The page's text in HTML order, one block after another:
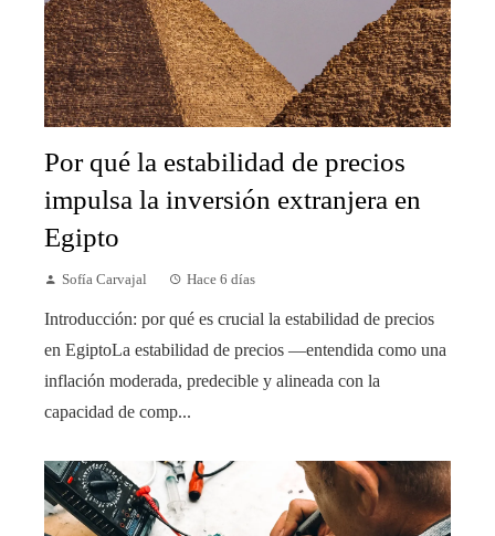
Por qué la estabilidad de precios
impulsa la inversión extranjera en
Egipto
Sofía Carvajal Hace 6 días
Introducción: por qué es crucial la estabilidad de precios
en EgiptoLa estabilidad de precios —entendida como una
inflación moderada, predecible y alineada con la
capacidad de comp...